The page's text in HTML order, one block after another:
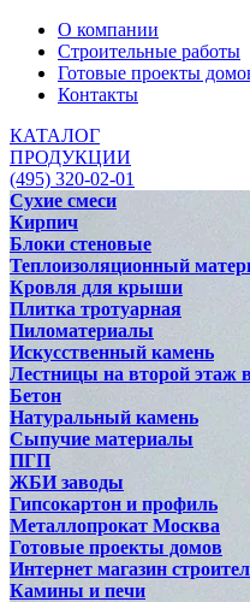
О компании
Строительные работы
Готовые проекты
Контакты
КАТАЛОГ
ПРОДУКЦИИ
(495) 320-02-01
Сухие смеси
Кирпич
Блоки стеновые
Теплоизоляционный
Кровля для крыши
Плитка тротуарная
Пиломатериалы
Искусственный камень
Лестницы на второй этаж
Бетон
Натуральный камень
Сыпучие материалы
ПГП
ЖБИ заводы
Гипсокартон и профиль
Металлопрокат Москва
Готовые проекты домов
Интернет магазин
Камины и печи